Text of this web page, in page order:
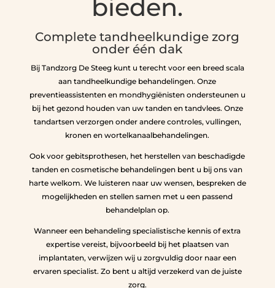
bieden.
Complete tandheelkundige zorg
onder één dak
Bij Tandzorg De Steeg kunt u terecht voor een breed scala
aan tandheelkundige behandelingen. Onze
preventieassistenten en mondhygiënisten ondersteunen u
bij het gezond houden van uw tanden en tandvlees. Onze
tandartsen verzorgen onder andere controles, vullingen,
kronen en wortelkanaalbehandelingen.
Ook voor gebitsprothesen, het herstellen van beschadigde
tanden en cosmetische behandelingen bent u bij ons van
harte welkom. We luisteren naar uw wensen, bespreken de
mogelijkheden en stellen samen met u een passend
behandelplan op.
Wanneer een behandeling specialistische kennis of extra
expertise vereist, bijvoorbeeld bij het plaatsen van
implantaten, verwijzen wij u zorgvuldig door naar een
ervaren specialist. Zo bent u altijd verzekerd van de juiste
zorg.